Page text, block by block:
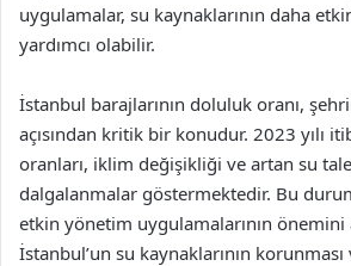
uygulamalar, su kaynaklarının daha
yardımcı olabilir.
İstanbul barajlarının doluluk oranı,
açısından kritik bir konudur. 2023 yılı
oranları, iklim değişikliği ve artan su
dalgalanmalar göstermektedir. Bu
etkin yönetim uygulamalarının önemini
İstanbul’un su kaynaklarının